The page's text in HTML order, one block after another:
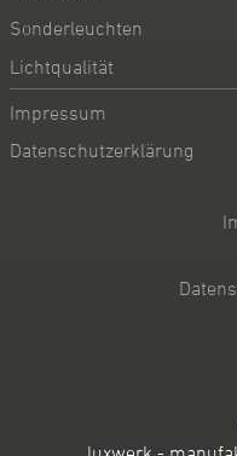
Sonderleuchten
Lichtqualität
Impressum
Datenschutzerklärung